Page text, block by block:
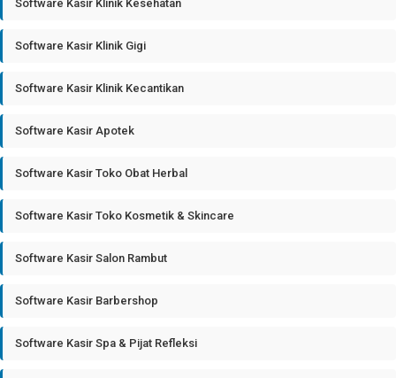
Software Kasir Klinik Kesehatan
Software Kasir Klinik Gigi
Software Kasir Klinik Kecantikan
Software Kasir Apotek
Software Kasir Toko Obat Herbal
Software Kasir Toko Kosmetik & Skincare
Software Kasir Salon Rambut
Software Kasir Barbershop
Software Kasir Spa & Pijat Refleksi